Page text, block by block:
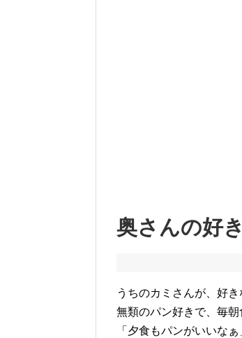
奥さんの好
うちのカミさんが、好
無類のパン好きで、毎朝
「夕食もパンがいいな